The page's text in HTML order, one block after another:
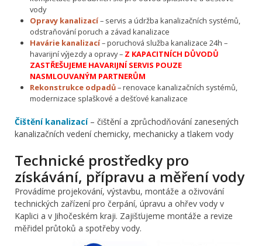
vody
Opravy kanalizací– servis a údržba kanalizačních systémů,
odstraňování poruch a závad kanalizace
Havárie kanalizací– poruchová služba kanalizace 24h –
havarijní výjezdy a opravy – Z KAPACITNÍCH DŮVODŮ
ZASTŘEŠUJEME HAVARIJNÍ SERVIS POUZE
NASMLOUVANÝM PARTNERŮM
Rekonstrukce odpadů– renovace kanalizačních systémů,
modernizace splaškové a dešťové kanalizace
Čištění kanalizací– čištění a zprůchodňování zanesených
kanalizačních vedení chemicky, mechanicky a tlakem vody
Technické prostředky pro
získávání, přípravu a měření vody
Provádíme projekování, výstavbu, montáže a oživování
technických zařízení pro čerpání, úpravu a ohřev vody v
Kaplici a v Jihočeském kraji. Zajišťujeme montáže a revize
měřidel průtoků a spotřeby vody.